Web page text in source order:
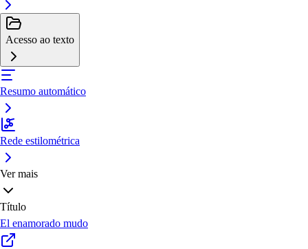
Acesso ao texto
Resumo automático
Rede estilométrica
Ver mais
Título
El enamorado mudo